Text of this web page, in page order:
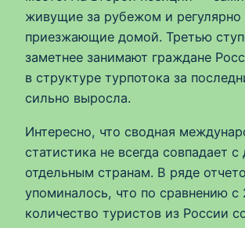
живущие за рубежом и регулярно
приезжающие домой. Третью
заметнее занимают граждане
в структуре турпотока за
сильно выросла.
Интересно, что сводная
статистика не всегда совпадает
отдельным странам. В ряде
упоминалось, что по сравнению с
количество туристов из России